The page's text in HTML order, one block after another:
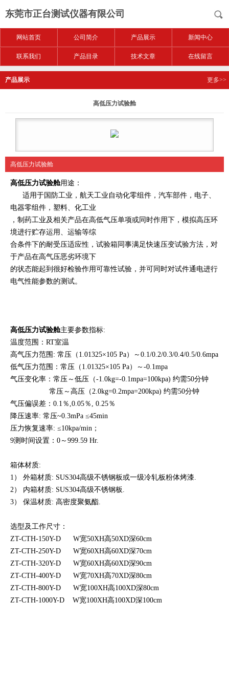
东莞市正台测试仪器有限公司
网站首页 公司简介 产品展示 新闻中心
联系我们 产品目录 技术文章 在线留言
产品展示 更多>>
高低压力试验舱
高低压力试验舱
高低压力试验舱用途：
适用于国防工业，航天工业自动化零组件，汽车部件，电子、
电器零组件，塑料、化工业
， 制药工业及相关产品在高低气压单项或同时作用下，模拟高压环
境进行贮存运用、运输等综
合条件下的耐受压适应性，试验箱同事满足快速压变试验方法，对
于产品在高气压恶劣环境下
的状态能起到很好检验作用可靠性试验，并可 同时对试件通电进行
电气性能参数的测试。
高低压力试验舱主要参数指标:
温度范围：RT室温
高气压力范围: 常压（1.01325×105 Pa）～0.1/0.2/0.3/0.4/0.5/0.6mpa
低气压力范围：常压（1.01325×105 Pa）～-0.1mpa
气压变化率：常压～低压（-1.0kg=-0.1mpa=100kpa) 约需50分钟
常压～高压（2.0kg=0.2mpa=200kpa) 约需50分钟
气压偏误差：0.1％,0.05％, 0.25％
降压速率: 常压~0.3mPa ≤45min
压力恢复速率: ≤10kpa/min；
9测时间设置：0～999.59 Hr.
箱体材质:
1） 外箱材质: SUS304高级不锈钢板或一级冷轧板粉体烤漆.
2） 内箱材质: SUS304高级不锈钢板.
3） 保温材质: 高密度聚氨酯.
选型及工作尺寸：
ZT-CTH-150Y-D W宽50XH高50XD深60cm
ZT-CTH-250Y-D W宽60XH高60XD深70cm
ZT-CTH-320Y-D W宽60XH高60XD深90cm
ZT-CTH-400Y-D W宽70XH高70XD深80cm
ZT-CTH-800Y-D W宽100XH高100XD深80cm
ZT-CTH-1000Y-D W宽100XH高100XD深100cm